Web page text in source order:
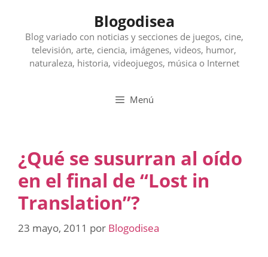
contenido
Blogodisea
Blog variado con noticias y secciones de juegos, cine,
televisión, arte, ciencia, imágenes, videos, humor,
naturaleza, historia, videojuegos, música o Internet
Menú
¿Qué se susurran al oído
en el final de “Lost in
Translation”?
23 mayo, 2011 por Blogodisea